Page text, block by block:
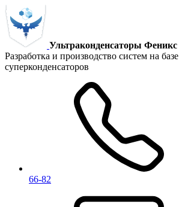
Ультраконденсаторы Феникс
Разработка и производство систем на базе
суперконденсаторов
66-82